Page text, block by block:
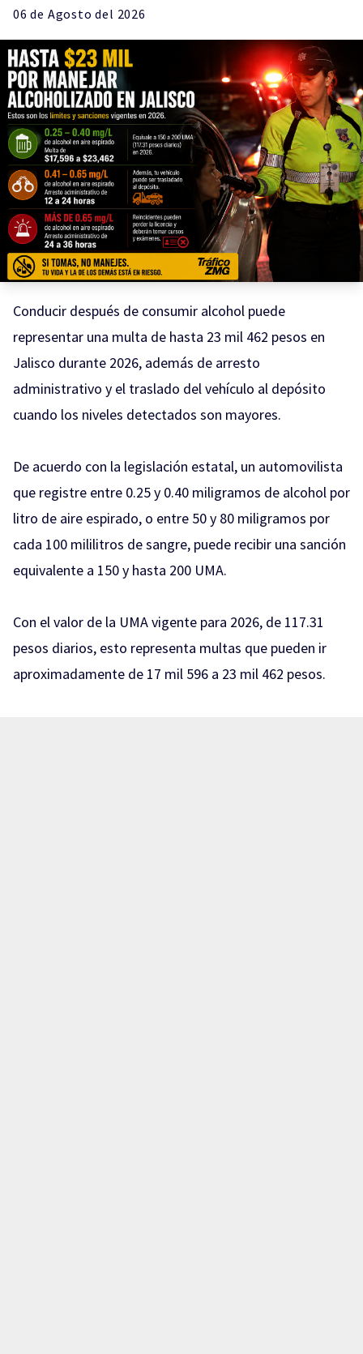
06 de Agosto del 2026
Conducir después de consumir alcohol puede
representar una multa de hasta 23 mil 462 pesos en
Jalisco durante 2026, además de arresto
administrativo y el traslado del vehículo al depósito
cuando los niveles detectados son mayores.
De acuerdo con la legislación estatal, un automovilista
que registre entre 0.25 y 0.40 miligramos de alcohol por
litro de aire espirado, o entre 50 y 80 miligramos por
cada 100 mililitros de sangre, puede recibir una sanción
equivalente a 150 y hasta 200 UMA.
Con el valor de la UMA vigente para 2026, de 117.31
pesos diarios, esto representa multas que pueden ir
aproximadamente de 17 mil 596 a 23 mil 462 pesos.